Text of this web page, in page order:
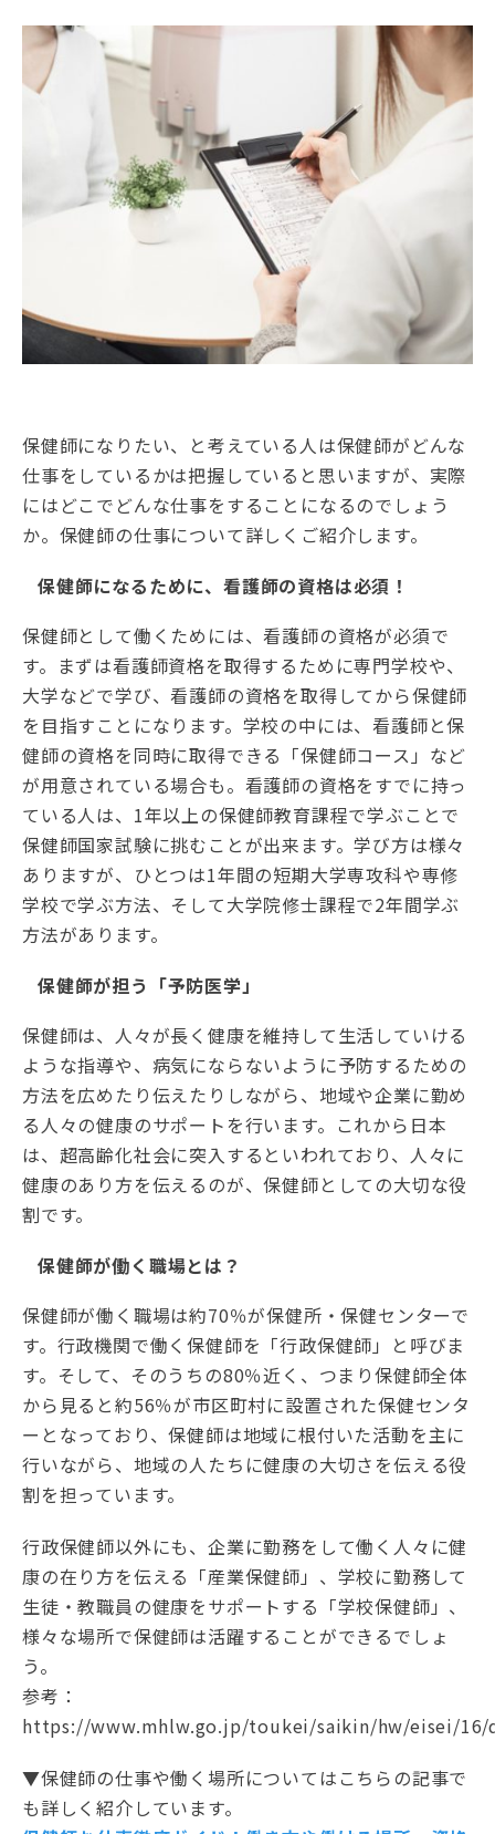
保健師になりたい、と考えている人は保健師がどんな
仕事をしているかは把握していると思いますが、実際
にはどこでどんな仕事をすることになるのでしょう
か。保健師の仕事について詳しくご紹介します。
保健師になるために、看護師の資格は必須！
保健師として働くためには、看護師の資格が必須で
す。まずは看護師資格を取得するために専門学校や、
大学などで学び、看護師の資格を取得してから保健師
を目指すことになります。学校の中には、看護師と保
健師の資格を同時に取得できる「保健師コース」など
が用意されている場合も。看護師の資格をすでに持っ
ている人は、1年以上の保健師教育課程で学ぶことで
保健師国家試験に挑むことが出来ます。学び方は様々
ありますが、ひとつは1年間の短期大学専攻科や専修
学校で学ぶ方法、そして大学院修士課程で2年間学ぶ
方法があります。
保健師が担う「予防医学」
保健師は、人々が長く健康を維持して生活していける
ような指導や、病気にならないように予防するための
方法を広めたり伝えたりしながら、地域や企業に勤め
る人々の健康のサポートを行います。これから日本
は、超高齢化社会に突入するといわれており、人々に
健康のあり方を伝えるのが、保健師としての大切な役
割です。
保健師が働く職場とは？
保健師が働く職場は約70％が保健所・保健センターで
す。行政機関で働く保健師を「行政保健師」と呼びま
す。そして、そのうちの80％近く、つまり保健師全体
から見ると約56％が市区町村に設置された保健センタ
ーとなっており、保健師は地域に根付いた活動を主に
行いながら、地域の人たちに健康の大切さを伝える役
割を担っています。
行政保健師以外にも、企業に勤務をして働く人々に健
康の在り方を伝える「産業保健師」、学校に勤務して
生徒・教職員の健康をサポートする「学校保健師」、
様々な場所で保健師は活躍することができるでしょ
う。
参考：
https://www.mhlw.go.jp/toukei/saikin/hw/eisei/16/
▼保健師の仕事や働く場所についてはこちらの記事で
も詳しく紹介しています。